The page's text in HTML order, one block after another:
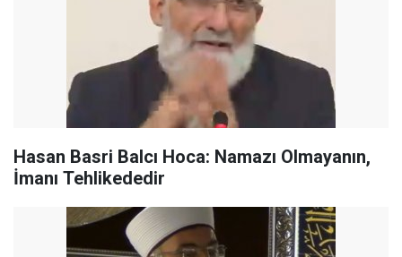
Hasan Basri Balcı Hoca: Namazı Olmayanın,
İmanı Tehlikededir